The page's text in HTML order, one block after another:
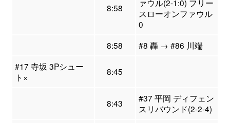
8:58
ァウル(2-1:0) フリー
スローオンファウル
0
8:58
#8 轟 → #86 川端
#17 寺坂 3Pシュー
ト×
8:45
8:43
#37 平岡 ディフェン
スリバウンド(2-2-4)